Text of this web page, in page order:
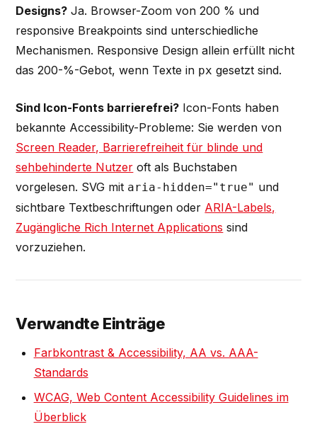
Designs? Ja. Browser-Zoom von 200 % und
responsive Breakpoints sind unterschiedliche
Mechanismen. Responsive Design allein erfüllt nicht
das 200-%-Gebot, wenn Texte in px gesetzt sind.
Sind Icon-Fonts barrierefrei? Icon-Fonts haben
bekannte Accessibility-Probleme: Sie werden von
Screen Reader, Barrierefreiheit für blinde und
sehbehinderte Nutzer oft als Buchstaben
vorgelesen. SVG mit aria-hidden="true" und
sichtbare Textbeschriftungen oder ARIA-Labels,
Zugängliche Rich Internet Applications sind
vorzuziehen.
Verwandte Einträge
Farbkontrast & Accessibility, AA vs. AAA-
Standards
WCAG, Web Content Accessibility Guidelines im
Überblick